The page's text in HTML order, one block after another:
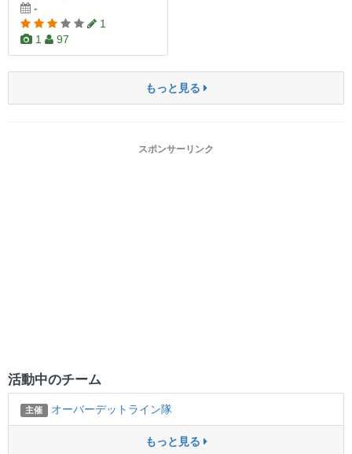
-
1
1
97
もっと見る
スポンサーリンク
活動中のチーム
主催 オーバーデットライン隊
もっと見る